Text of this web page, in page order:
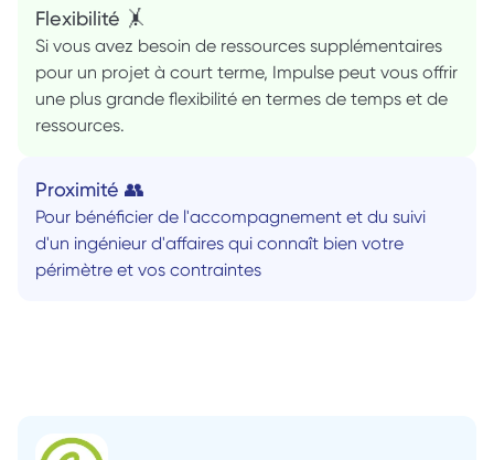
Flexibilité 🤸
Si vous avez besoin de ressources supplémentaires
pour un projet à court terme, Impulse peut vous offrir
une plus grande flexibilité en termes de temps et de
ressources.
Proximité 👥
Pour bénéficier de l'accompagnement et du suivi
d'un ingénieur d'affaires qui connaît bien votre
périmètre et vos contraintes